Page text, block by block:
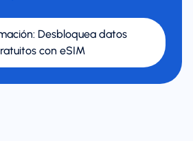
: Desbloquea datos
con eSIM